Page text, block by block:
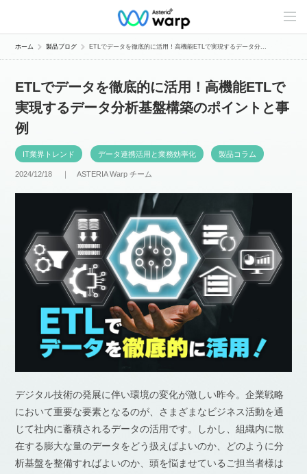
C
n
e
ホーム 製品ブログ ETLでデータを徹底的に活用！高機能ETLで実現するデータ分...
ETLでデータを徹底的に活用！高機能ETLで
実現するデータ分析基盤構築のポイントと事
例
IT業界トレンド データ連携活用と業務効率化 製品コラム
2024/12/18 ｜ASTERIA Warp チーム
デジタル技術の発展に伴い環境の変化が激しい昨今。企業戦略
において重要な要素となるのが、さまざまなビジネス活動を通
じて社内に蓄積されるデータの活用です。しかし、組織内に散
在する膨大な量のデータをどう扱えばよいのか、どのように分
析基盤を整備すればよいのか、頭を悩ませているご担当者様は